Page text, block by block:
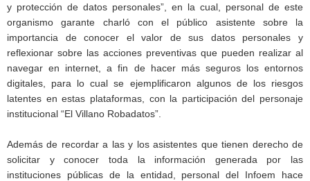
y protección de datos personales”, en la cual, personal de este
organismo garante charló con el público asistente sobre la
importancia de conocer el valor de sus datos personales y
reflexionar sobre las acciones preventivas que pueden realizar al
navegar en internet, a fin de hacer más seguros los entornos
digitales, para lo cual se ejemplificaron algunos de los riesgos
latentes en estas plataformas, con la participación del personaje
institucional “El Villano Robadatos”.
Además de recordar a las y los asistentes que tienen derecho de
solicitar y conocer toda la información generada por las
instituciones públicas de la entidad, personal del Infoem hace